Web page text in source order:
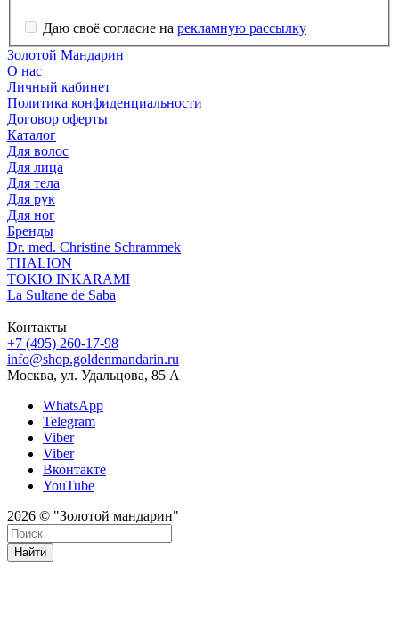
Даю своё согласие на рекламную рассылку
Золотой Мандарин
О нас
Личный кабинет
Политика конфиденциальности
Договор оферты
Каталог
Для волос
Для лица
Для тела
Для рук
Для ног
Бренды
Dr. med. Christine Schrammek
THALION
TOKIO INKARAMI
La Sultane de Saba
Контакты
+7 (495) 260-17-98
info@shop.goldenmandarin.ru
Москва, ул. Удальцова, 85 А
WhatsApp
Telegram
Viber
Viber
Вконтакте
YouTube
2026 © "Золотой мандарин"
Найти